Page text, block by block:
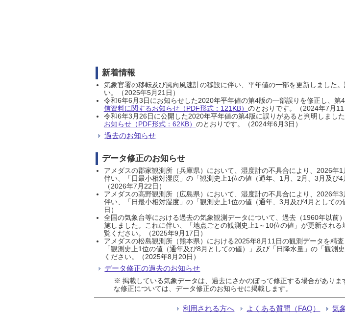
新着情報
気象官署の移転及び風向風速計の移設に伴い、平年値の一部を更新しました
い。（2025年5月21日）
令和6年6月3日にお知らせした2020年平年値の第4版の一部誤りを修正し、
信資料に関するお知らせ（PDF形式：121KB） のとおりです。（2024年7月11
令和6年3月26日に公開した2020年平年値の第4版に誤りがあると判明しまし
お知らせ（PDF形式：62KB） のとおりです。（2024年6月3日）
過去のお知らせ
データ修正のお知らせ
アメダスの郡家観測所（兵庫県）において、湿度計の不具合により、2026
伴い、「日最小相対湿度」の「観測史上1位の値（通年、1月、2月、3月及び
（2026年7月22日）
アメダスの高野観測所（広島県）において、湿度計の不具合により、2026
伴い、「日最小相対湿度」の「観測史上1位の値（通年、3月及び4月として
日）
全国の気象台等における過去の気象観測データについて、過去（1960年以
施しました。これに伴い、「地点ごとの観測史上1～10位の値」が更新される
覧ください。（2025年9月17日）
アメダスの松島観測所（熊本県）における2025年8月11日の観測データを精
「観測史上1位の値（通年及び8月としての値）」及び「日降水量」の「観
ください。（2025年8月20日）
データ修正の過去のお知らせ
※ 掲載している気象データは、過去にさかのぼって修正する場合があり
な修正については、データ修正のお知らせに掲載します。
利用される方へ よくある質問（FAQ） 気